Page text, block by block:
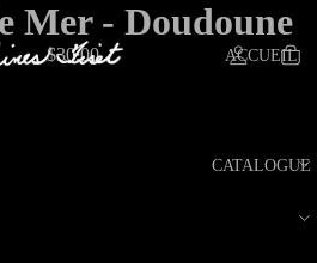
ACCUEIL
CATALOGUE
Mer - Doudoune
$30.00